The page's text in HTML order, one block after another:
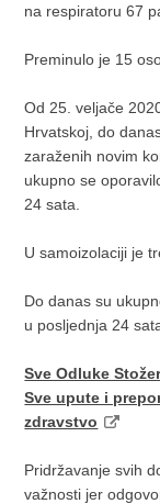
na respiratoru 67
Preminulo je 15
Od 25. veljače
Hrvatskoj, do
zaraženih novim
ukupno se
24 sata.
U samoizolaciji je
Do danas su
u posljednja 24
Sve Odluke
Sve upute i
zdravstvo
Pridržavanje svih
važnosti jer